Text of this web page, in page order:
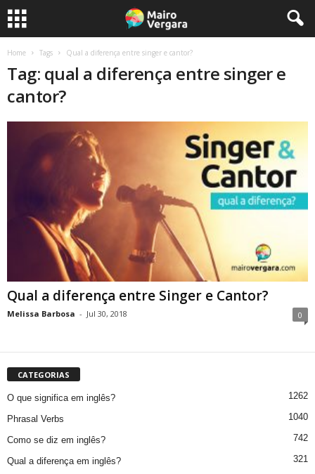
Home Tags Qual a diferença entre singer e cantor?
Tag: qual a diferença entre singer e
cantor?
Qual a diferença entre Singer e Cantor?
Melissa Barbosa - Jul 30, 2018 0
CATEGORIAS
O que significa em inglês? 1262
Phrasal Verbs 1040
Como se diz em inglês? 742
Qual a diferença em inglês? 321